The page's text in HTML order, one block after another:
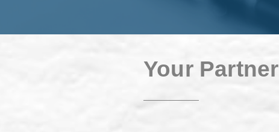
Your Partner